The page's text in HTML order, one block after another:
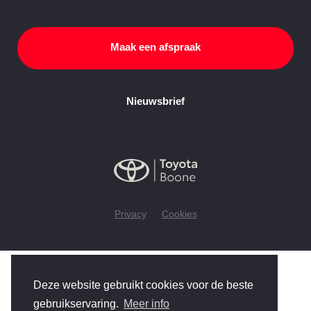
Deze website gebruikt cookies voor de beste
gebruikservaring. Meer info
Privacy Cookies
Maak een afspraak
Nieuwsbrief